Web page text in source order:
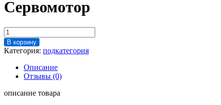
Сервомотор
Количество
товара
Сервомотор
В корзину
Категория: подкатегория
Описание
Отзывы (0)
описание товара